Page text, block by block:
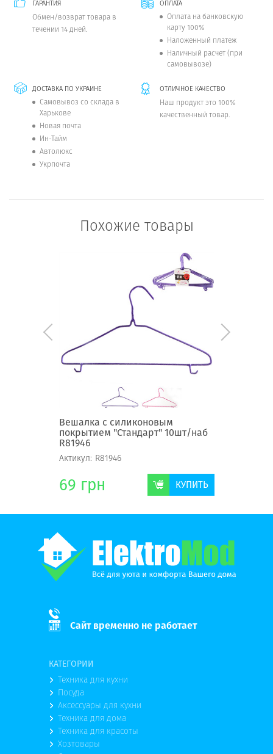
ГАРАНТИЯ
Обмен/возврат товара в
течении 14 дней.
ОПЛАТА
Оплата на банковскую
карту 100%
Наложенный платеж
Наличный расчет (при
самовывозе)
ДОСТАВКА ПО УКРАИНЕ
Самовывоз со склада в
Харькове
Новая почта
Ин-Тайм
Автолюкс
Укрпочта
ОТЛИЧНОЕ КАЧЕСТВО
Наш продукт это 100%
качественный товар.
Похожие товары
Вешалка с силиконовым
покрытием "Стандарт" 10шт/наб
R81946
Актикул: R81946
69 грн КУПИТЬ
Сайт временно не работает
КАТЕГОРИИ
Техника для кухни
Посуда
Аксессуары для кухни
Техника для дома
Техника для красоты
Хозтовары